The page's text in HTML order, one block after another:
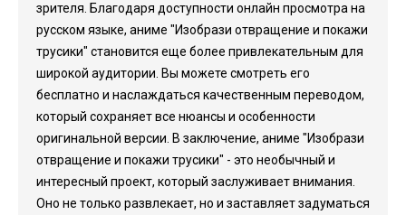
зрителя. Благодаря доступности онлайн просмотра на
русском языке, аниме "Изобрази отвращение и покажи
трусики" становится еще более привлекательным для
широкой аудитории. Вы можете смотреть его
бесплатно и наслаждаться качественным переводом,
который сохраняет все нюансы и особенности
оригинальной версии. В заключение, аниме "Изобрази
отвращение и покажи трусики" - это необычный и
интересный проект, который заслуживает внимания.
Оно не только развлекает, но и заставляет задуматься